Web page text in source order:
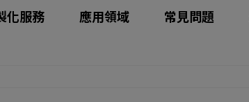
化服務 應用領域 常見問題